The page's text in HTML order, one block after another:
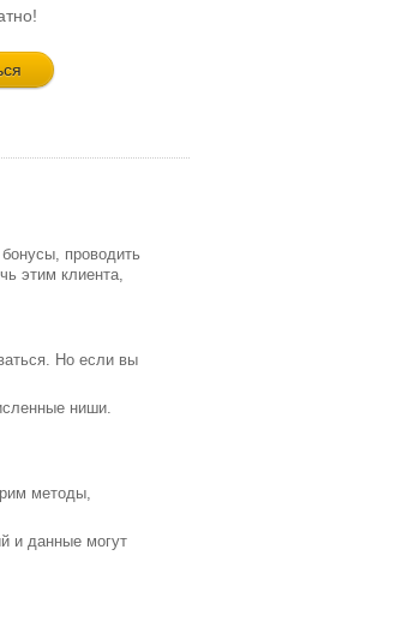
проводить
этим клиента,
Но если вы
ниши.
методы,
и данные могут